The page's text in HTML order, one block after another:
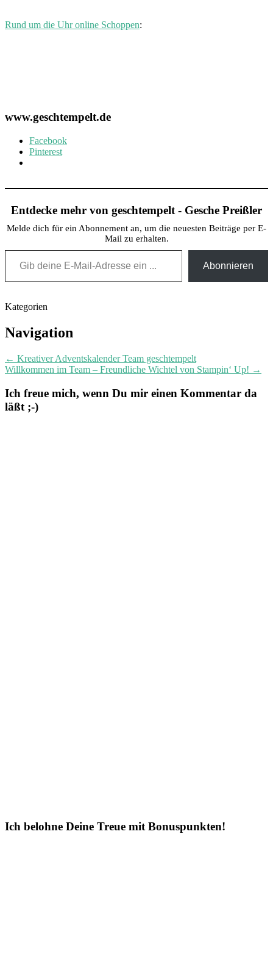
Rund um die Uhr online Schoppen:
www.geschtempelt.de
Facebook
Pinterest
Entdecke mehr von geschtempelt - Gesche Preißler
Melde dich für ein Abonnement an, um die neuesten Beiträge per E-
Mail zu erhalten.
Gib deine E-Mail-Adresse ein ...
Abonnieren
Kategorien
Post
Navigation
← Kreativer Adventskalender Team geschtempelt
Willkommen im Team – Freundliche Wichtel von Stampin‘ Up! →
Ich freue mich, wenn Du mir einen Kommentar da
läßt ;-)
Ich belohne Deine Treue mit Bonuspunkten!